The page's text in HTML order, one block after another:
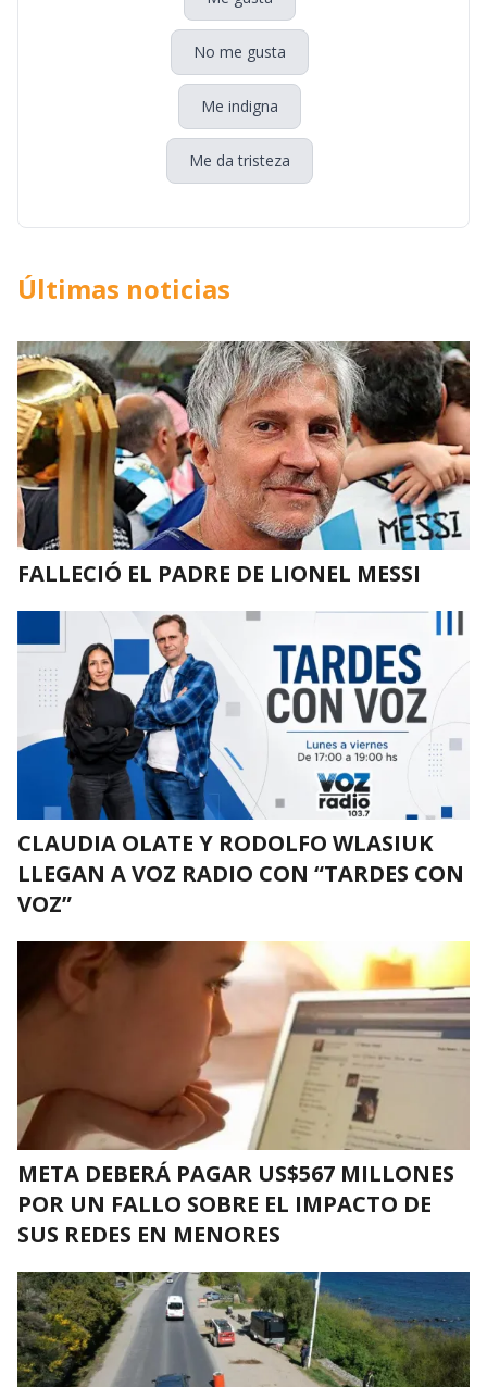
No me gusta
Me indigna
Me da tristeza
Últimas noticias
FALLECIÓ EL PADRE DE LIONEL MESSI
CLAUDIA OLATE Y RODOLFO WLASIUK
LLEGAN A VOZ RADIO CON “TARDES CON
VOZ”
META DEBERÁ PAGAR US$567 MILLONES
POR UN FALLO SOBRE EL IMPACTO DE
SUS REDES EN MENORES